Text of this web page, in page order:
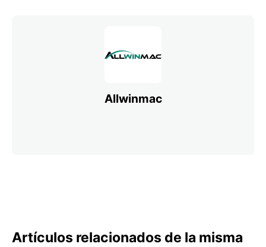
Allwinmac
Artículos relacionados de la misma